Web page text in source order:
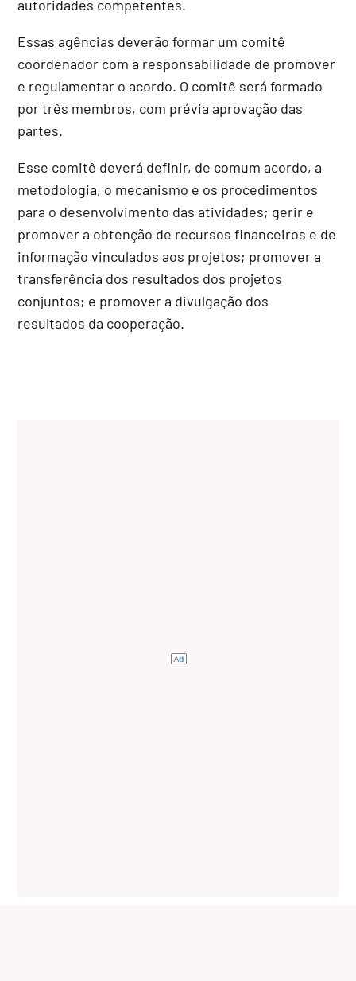
autoridades competentes.
Essas agências deverão formar um comitê
coordenador com a responsabilidade de promover
e regulamentar o acordo. O comitê será formado
por três membros, com prévia aprovação das
partes.
Esse comitê deverá definir, de comum acordo, a
metodologia, o mecanismo e os procedimentos
para o desenvolvimento das atividades; gerir e
promover a obtenção de recursos financeiros e de
informação vinculados aos projetos; promover a
transferência dos resultados dos projetos
conjuntos; e promover a divulgação dos
resultados da cooperação.